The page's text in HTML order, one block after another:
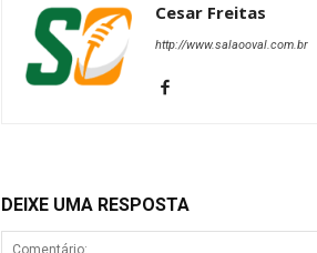
Cesar Freitas
http://www.salaooval.com.br
DEIXE UMA RESPOSTA